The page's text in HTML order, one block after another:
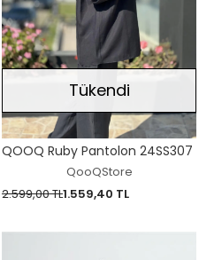
Tükendi
QOOQ Ruby Pantolon 24SS307
QooQStore
2.599,00 TL1.559,40 TL